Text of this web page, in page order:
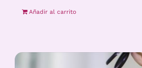
Añadir al carrito